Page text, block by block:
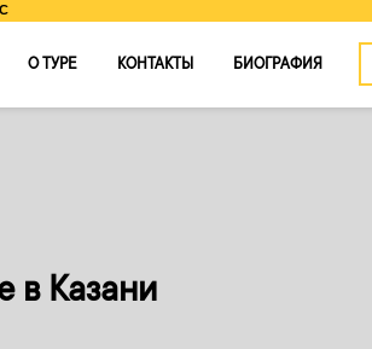
О ТУРЕ КОНТАКТЫ БИОГРАФИЯ
в Казани